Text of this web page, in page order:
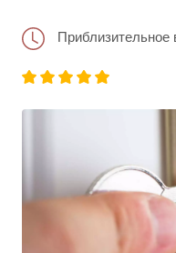
Приблизительное